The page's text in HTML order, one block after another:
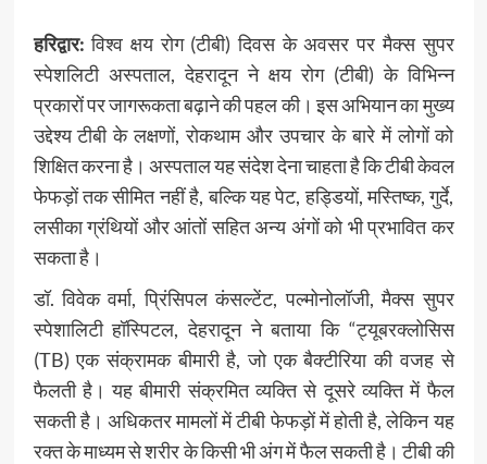
हरिद्वार: विश्व क्षय रोग (टीबी) दिवस के अवसर पर मैक्स सुपर
स्पेशलिटी अस्पताल, देहरादून ने क्षय रोग (टीबी) के विभिन्न
प्रकारों पर जागरूकता बढ़ाने की पहल की। इस अभियान का मुख्य
उद्देश्य टीबी के लक्षणों, रोकथाम और उपचार के बारे में लोगों को
शिक्षित करना है। अस्पताल यह संदेश देना चाहता है कि टीबी केवल
फेफड़ों तक सीमित नहीं है, बल्कि यह पेट, हड्डियों, मस्तिष्क, गुर्दे,
लसीका ग्रंथियों और आंतों सहित अन्य अंगों को भी प्रभावित कर
सकता है।
डॉ. विवेक वर्मा, प्रिंसिपल कंसल्टेंट, पल्मोनोलॉजी, मैक्स सुपर
स्पेशालिटी हॉस्पिटल, देहरादून ने बताया कि “ट्यूबरक्लोसिस
(TB) एक संक्रामक बीमारी है, जो एक बैक्टीरिया की वजह से
फैलती है। यह बीमारी संक्रमित व्यक्ति से दूसरे व्यक्ति में फैल
सकती है। अधिकतर मामलों में टीबी फेफड़ों में होती है, लेकिन यह
रक्त के माध्यम से शरीर के किसी भी अंग में फैल सकती है। टीबी की